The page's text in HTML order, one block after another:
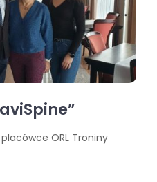
placówce ORL Troniny